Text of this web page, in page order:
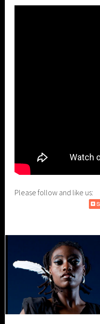
Please follow and like us: